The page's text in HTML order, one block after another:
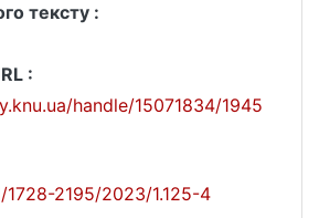
тексту :
:
handle/15071834/1945
1728-2195/2023/1.125-4